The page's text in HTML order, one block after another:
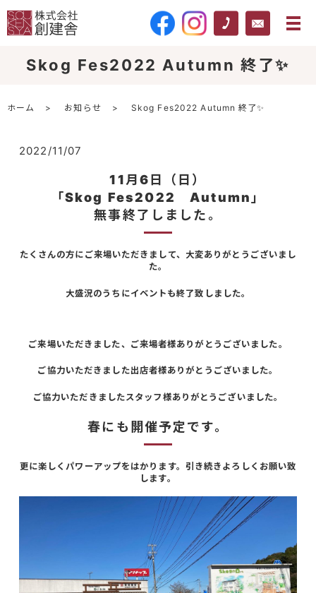
Skog Fes2022 Autumn 終了✨
ホーム お知らせ Skog Fes2022 Autumn 終了✨
2022/11/07
11月6日（日）
「Skog Fes2022 Autumn」
無事終了しました。
たくさんの方にご来場いただきまして、大変ありがとうございまし
た。
大盛況のうちにイベントも終了致しました。
ご来場いただきました、ご来場者様ありがとうございました。
ご協力いただきました出店者様ありがとうございました。
ご協力いただきましたスタッフ様ありがとうございました。
春にも開催予定です。
更に楽しくパワーアップをはかります。引き続きよろしくお願い致
します。